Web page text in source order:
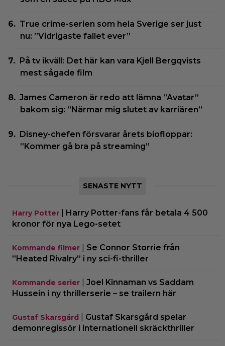
True crime-serien som hela Sverige ser just
nu: ”Vidrigaste fallet ever”
På tv ikväll: Det här kan vara Kjell Bergqvists
mest sågade film
James Cameron är redo att lämna ”Avatar”
bakom sig: ”Närmar mig slutet av karriären”
Disney-chefen försvarar årets biofloppar:
”Kommer gå bra på streaming”
SENASTE NYTT
Harry Potter
Harry Potter-fans får betala 4 500
kronor för nya Lego-setet
Kommande filmer
Se Connor Storrie från
”Heated Rivalry” i ny sci-fi-thriller
Kommande serier
Joel Kinnaman vs Saddam
Hussein i ny thrillerserie – se trailern här
Gustaf Skarsgård
Gustaf Skarsgård spelar
demonregissör i internationell skräckthriller